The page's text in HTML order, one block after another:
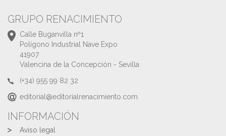
GRUPO RENACIMIENTO
Calle Buganvilla nº1
Polígono Industrial Nave Expo
41907
Valencina de la Concepción - Sevilla
(+34) 955 99 82 32
editorial@editorialrenacimiento.com
INFORMACIÓN
Aviso legal